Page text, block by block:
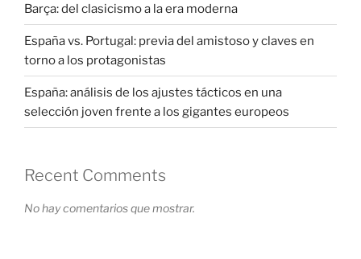
Barça: del clasicismo a la era moderna
España vs. Portugal: previa del amistoso y claves en
torno a los protagonistas
España: análisis de los ajustes tácticos en una
selección joven frente a los gigantes europeos
Recent Comments
No hay comentarios que mostrar.